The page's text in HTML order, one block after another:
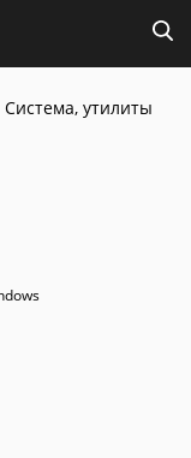
Система, утилиты